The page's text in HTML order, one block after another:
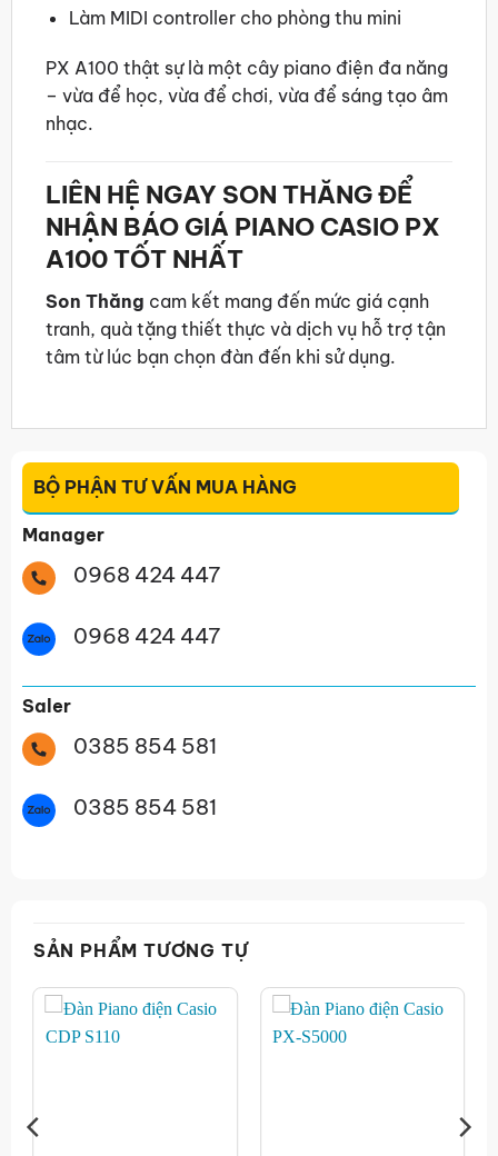
Làm MIDI controller cho phòng thu mini
PX A100 thật sự là một cây piano điện đa năng
– vừa để học, vừa để chơi, vừa để sáng tạo âm
nhạc.
LIÊN HỆ NGAY SON THĂNG ĐỂ
NHẬN BÁO GIÁ PIANO CASIO PX
A100 TỐT NHẤT
Son Thăng cam kết mang đến mức giá cạnh
tranh, quà tặng thiết thực và dịch vụ hỗ trợ tận
tâm từ lúc bạn chọn đàn đến khi sử dụng.
BỘ PHẬN TƯ VẤN MUA HÀNG
Manager
0968 424 447
0968 424 447
Saler
0385 854 581
0385 854 581
SẢN PHẨM TƯƠNG TỰ